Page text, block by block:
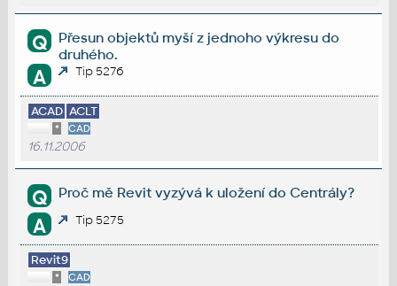
Q
Přesun objektů myší z jednoho výkresu do
druhého.
A Tip 5276
ACAD ACLT
* CAD
16.11.2006
Q Proč mě Revit vyzývá k uložení do Centrály?
A Tip 5275
Revit9
* CAD